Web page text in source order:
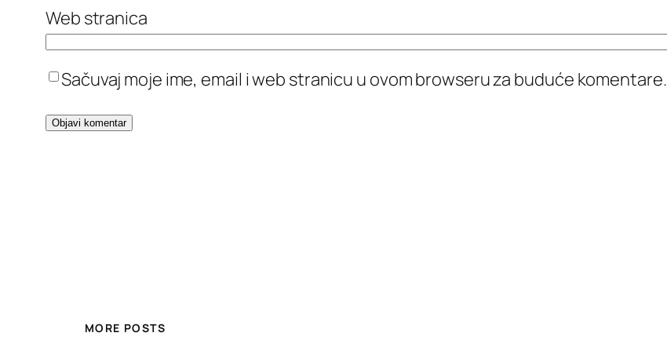
Web stranica
Sačuvaj moje ime, email i web stranicu u ovom browseru za buduće komentare.
MORE POSTS